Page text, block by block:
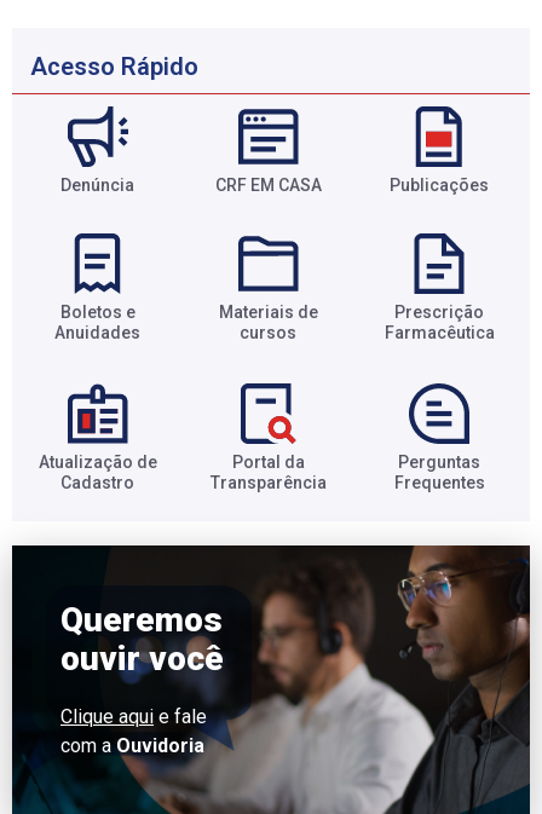
Acesso Rápido
Denúncia CRF EM CASA Publicações
Boletos e
Anuidades​
Materiais de
cursos​
Prescrição
Farmacêutica​
Atualização de
Cadastro​
Portal da
Transparência​
Perguntas
Frequentes​
Queremos
ouvir você
Clique aqui e fale
com a Ouvidoria